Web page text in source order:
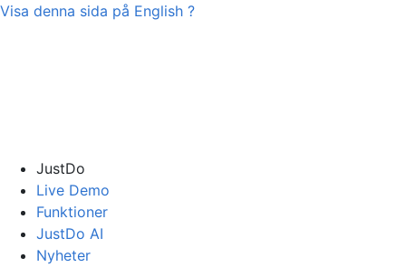
Visa denna sida på English ?
JustDo
Live Demo
Funktioner
JustDo AI
Nyheter